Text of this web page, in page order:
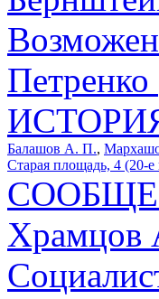
Балашов А. П.,
Старая площадь, 4 (20-
Храмцов